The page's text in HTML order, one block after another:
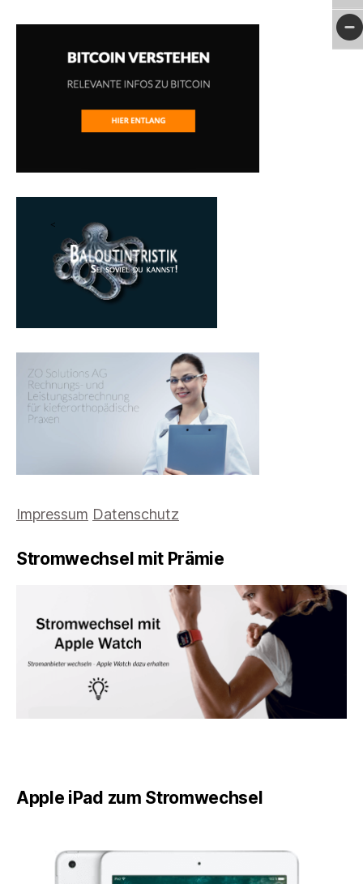
Impressum Datenschutz
Stromwechsel mit Prämie
Apple iPad zum Stromwechsel